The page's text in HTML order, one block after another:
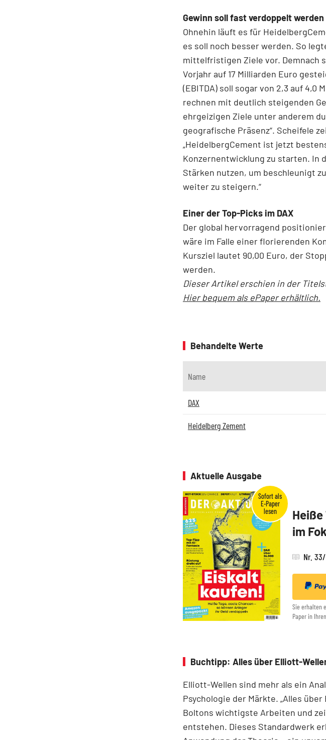
Gewinn soll fast verdoppelt werden
Ohnehin läuft es für
es soll noch besser werden. So
mittelfristigen Ziele vor. Demnach
Vorjahr auf 17 Milliarden Euro
(EBITDA) soll sogar von 2,3 auf 4,0
rechnen mit deutlich steigenden
ehrgeizigen Ziele unter anderem
geografische Präsenz“. Scheifele
„HeidelbergCement ist jetzt
Konzernentwicklung zu starten. In
Stärken nutzen, um beschleunigt
weiter zu steigern.“
Einer der Top-Picks im DAX
Der global hervorragend
wäre im Falle einer florierenden
Kursziel lautet 90,00 Euro, der
werden.
Dieser Artikel erschien in der
Hier bequem als ePaper erhältlich.
Behandelte Werte
Name
DAX
Heidelberg Zement
Aktuelle Ausgabe
im
Nr.
Sie erhalten
Paper in
Buchtipp: Alles über Elliott-
Elliott-Wellen sind mehr als ein
Psychologie der Märkte. „Alles
Boltons wichtigste Arbeiten und
entstehen. Dieses Standardwerk